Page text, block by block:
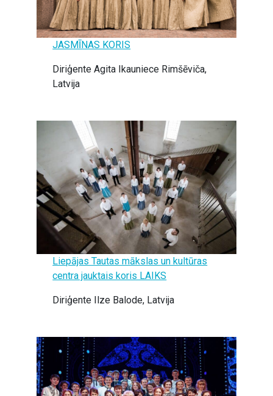
JASMĪNAS KORIS
Diriģente Agita Ikauniece Rimšēviča,
Latvija
Liepājas Tautas mākslas un kultūras
centra jauktais koris LAIKS
Diriģente Ilze Balode, Latvija